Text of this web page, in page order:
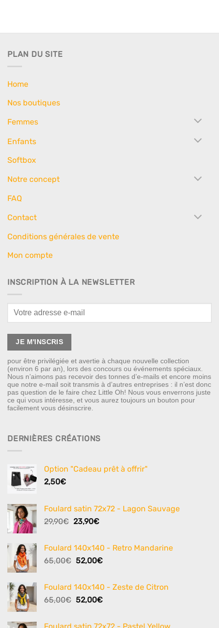
PLAN DU SITE
Home
Nos boutiques
Femmes
Enfants
Softbox
Notre concept
FAQ
Contact
Conditions générales de vente
Mon compte
INSCRIPTION À LA NEWSLETTER
pour être privilégiée et avertie à chaque nouvelle collection
(environ 6 par an), lors des concours ou événements spéciaux.
Nous n’aimons pas recevoir des tonnes d’e-mails et encore moins
que notre e-mail soit transmis à d’autres entreprises : il n’est donc
pas question de le faire chez Little Oh! Nous vous enverrons juste
ce qui vous intéresse, et vous aurez toujours un bouton pour
facilement vous désinscrire.
DERNIÈRES CRÉATIONS
Option "Cadeau prêt à offrir"
2,50€
Foulard satin 72x72 - Lagon Sauvage
29,90€ Le
était :
29,90€.
23,90€Le
est :
23,90€.
Foulard 140x140 - Retro Mandarine
65,00€ Le
était :
65,00€.
52,00€Le
est :
52,00€.
Foulard 140x140 - Zeste de Citron
65,00€ Le
52,00€Le